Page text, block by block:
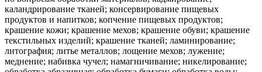
каландрирование тканей; консервирование пищевых
продуктов и напитков; копчение пищевых продуктов;
крашение кожи; крашение мехов; крашение обуви; крашение
текстильных изделий; крашение тканей; ламинирование;
литография; литье металлов; лощение мехов; лужение;
меднение; набивка чучел; намагничивание; никелирование;